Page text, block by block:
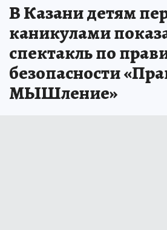
В Казани детям
каникулами
спектакль по
безопасности
МЫШление»